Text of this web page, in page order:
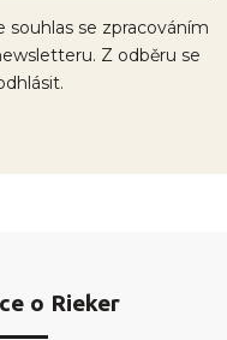
se zpracováním
Z odběru se
o Rieker